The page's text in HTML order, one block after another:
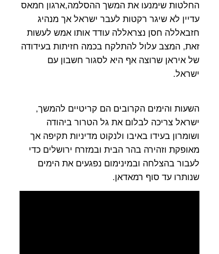
החלטות שימנעו את המשך ההסלמה,ארגון חמאס
עדיין לא שיגר רקטות לעבר ישראל אך מנהיג
חזבאללה חסן נצראללה עודד אותו אמש לעשות
זאת, המצב עלול להתלקח בכמה חזיתות בעידודה
של איראן שרוצה אף היא לסגור חשבון עם
ישראל.
השעות והימים הקרובים הם קריטיים להמשך,
ישראל צריכה לבלום את גל הטרור ביהודה
ושומרון בעידו באיבו ולנקוט מדיניות תקיפה אך
מאופקת וזהירה בהר הבית ובמזרח ירושלים כדי
לעבור בהצלחה ובמינימום נפגעים את הימים
שנותרו עד סוף רמאדאן.